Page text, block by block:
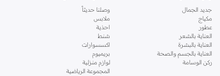
جديد الجمال
مكياج
عطور
العناية بالشعر
العناية بالبشرة
العناية بالجسم والصحة
ركن الوسامة
وصلنا حديثاً
ملابس
احذية
شنط
اكسسوارات
بريميوم
لوازم منزلية
المجموعة الرياضية